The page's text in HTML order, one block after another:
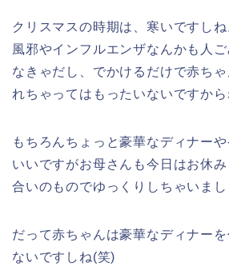
クリスマスの時期は、寒いですしね
風邪やインフルエンザなんかも人
なきゃだし、でかけるだけで赤ち
れちゃってはもったいないですから
もちろんちょっと豪華なディナー
いいですがお母さんも今日はお休
合いのものでゆっくりしちゃいまし
だって赤ちゃんは豪華なディナー
ないですしね(笑)